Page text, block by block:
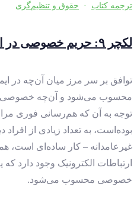
ترجمه کتاب · حقوق و تنظیم‌گری
لکچر ۹: حریم خصوصی در ارتباطات الکترونیک
توافق بر سر مرز میان آن‌چه در
محسوب می‌شود و آن‌چه خصوصی
توجه به آن که هم‌رسانی فوری
بوده‌است، به تعداد زیادی از افراد
غیرعامدانه – کار ساده‌ای
ارتباطات الکترونیک وجود دارد
خصوصی محسوب می‌شود.